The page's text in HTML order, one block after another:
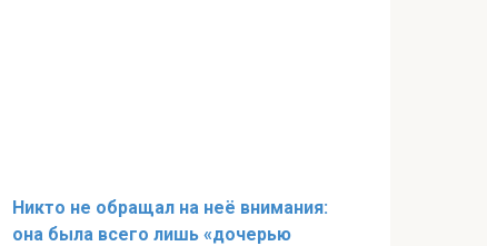
Никто не обращал на неё внимания:
она была всего лишь «дочерью